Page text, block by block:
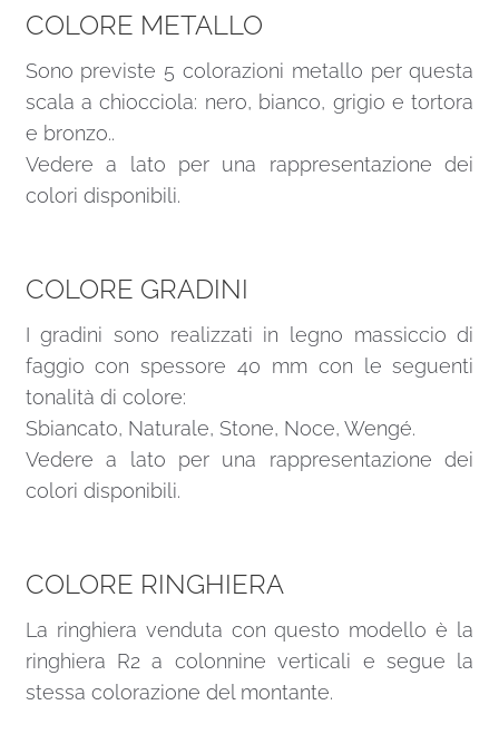
COLORE METALLO
Sono previste 5 colorazioni metallo per questa
scala a chiocciola: nero, bianco, grigio e tortora
e bronzo..
Vedere a lato per una rappresentazione dei
colori disponibili.
COLORE GRADINI
I gradini sono realizzati in legno massiccio di
faggio con spessore 40 mm con le seguenti
tonalità di colore:
Sbiancato, Naturale, Stone, Noce, Wengé.
Vedere a lato per una rappresentazione dei
colori disponibili.
COLORE RINGHIERA
La ringhiera venduta con questo modello è la
ringhiera R2 a colonnine verticali e segue la
stessa colorazione del montante.